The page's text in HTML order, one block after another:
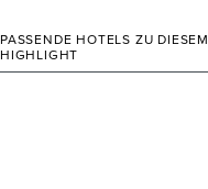
PASSENDE HOTELS ZU DIESEM
HIGHLIGHT